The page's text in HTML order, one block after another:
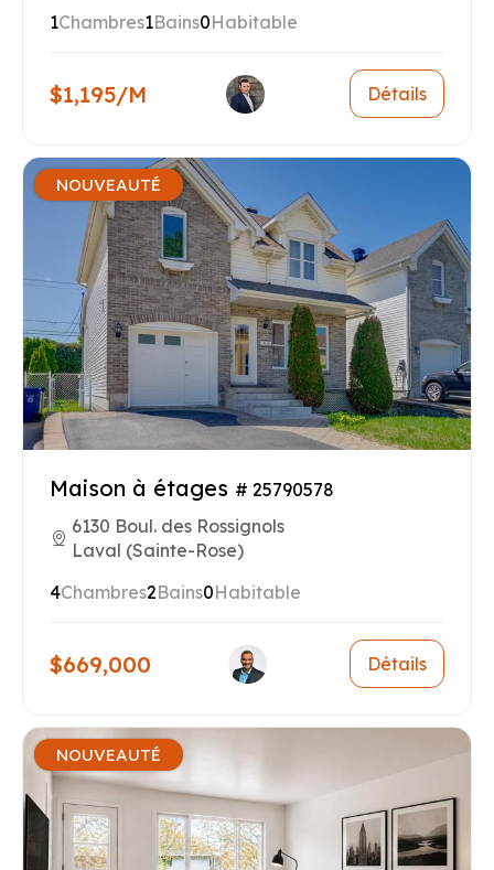
1Chambres1Bains0Habitable
$1,195/M Détails
NOUVEAUTÉ
Maison à étages # 25790578
6130 Boul. des Rossignols
Laval (Sainte-Rose)
4Chambres2Bains0Habitable
$669,000 Détails
NOUVEAUTÉ